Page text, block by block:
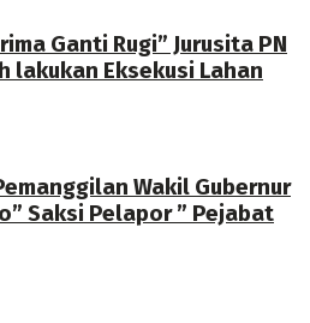
Ganti Rugi” Jurusita PN
lakukan Eksekusi Lahan
Wakil Gubernur
Saksi Pelapor ” Pejabat